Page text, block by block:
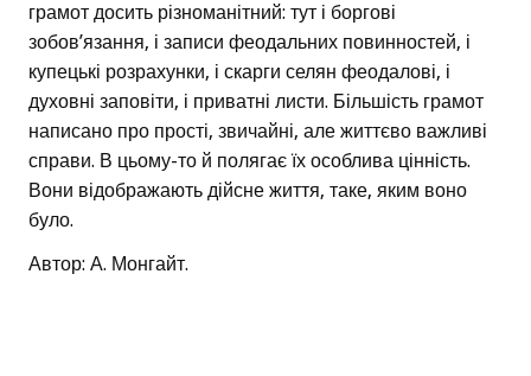
грамот досить різноманітний: тут і боргові
зобов’язання, і записи феодальних повинностей, і
купецькі розрахунки, і скарги селян феодалові, і
духовні заповіти, і приватні листи. Більшість грамот
написано про прості, звичайні, але життєво важливі
справи. В цьому-то й полягає їх особлива цінність.
Вони відображають дійсне життя, таке, яким воно
було.
Автор: А. Монгайт.